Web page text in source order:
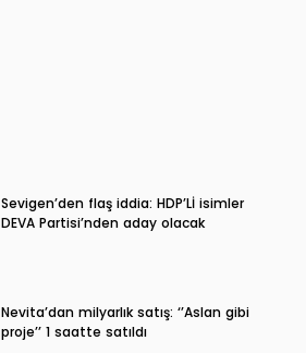
Sevigen’den flaş iddia: HDP’Lİ isimler
DEVA Partisi’nden aday olacak
Nevita’dan milyarlık satış: ‘’Aslan gibi
proje’’ 1 saatte satıldı